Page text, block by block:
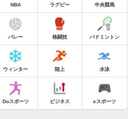
NBA ラグビー 中央競馬
バレー 格闘技 バドミントン
ウィンター 陸上 水泳
Doスポーツ ビジネス eスポーツ